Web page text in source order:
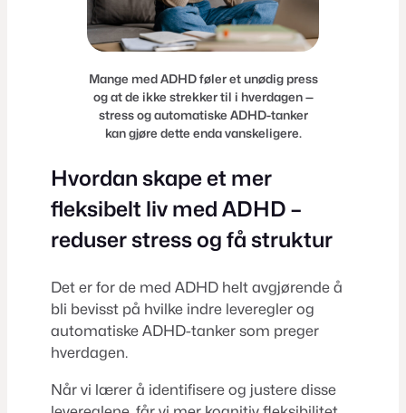
Mange med ADHD føler et unødig press
og at de ikke strekker til i hverdagen —
stress og automatiske ADHD-tanker
kan gjøre dette enda vanskeligere.
Hvordan skape et mer
fleksibelt liv med ADHD –
reduser stressog få struktur
Det er for de med ADHD helt avgjørende å
bli bevisst på hvilke indre leveregler og
automatiske ADHD-tanker som preger
hverdagen.
Når vi lærer å identifisere og justere disse